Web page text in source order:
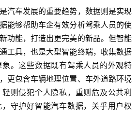
车发展的重要趋势，数据则是实现
能够帮助车企有效分析驾乘人员的使
功能，打造出更完美的新品。但智能
工具，也是大型智能终端，收集数据
。这些数据既有驾乘人员的外观特
更包含车辆地理位置、车外道路环境
则侵犯个人隐私，重则危及公共利
守护好智能汽车数据，关乎用户权